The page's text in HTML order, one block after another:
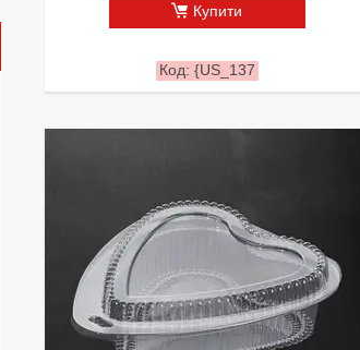
Купити
{US_137